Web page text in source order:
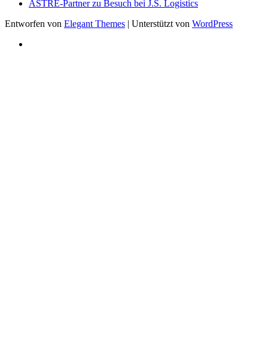
ASTRE-Partner zu Besuch bei J.S. Logistics
Entworfen von Elegant Themes | Unterstützt von WordPress